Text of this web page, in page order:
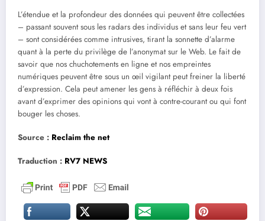
L’étendue et la profondeur des données qui peuvent être collectées
– passant souvent sous les radars des individus et sans leur feu vert
– sont considérées comme intrusives, tirant la sonnette d’alarme
quant à la perte du privilège de l’anonymat sur le Web. Le fait de
savoir que nos chuchotements en ligne et nos empreintes
numériques peuvent être sous un œil vigilant peut freiner la liberté
d’expression. Cela peut amener les gens à réfléchir à deux fois
avant d’exprimer des opinions qui vont à contre-courant ou qui font
bouger les choses.
Source : Reclaim the net
Traduction : RV7 NEWS